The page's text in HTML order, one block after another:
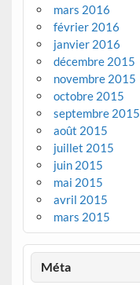
mars 2016
février 2016
janvier 2016
décembre 2015
novembre 2015
octobre 2015
septembre 2015
août 2015
juillet 2015
juin 2015
mai 2015
avril 2015
mars 2015
Méta